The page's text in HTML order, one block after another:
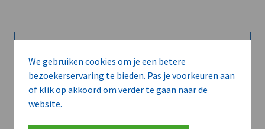
We gebruiken cookies om je een betere
bezoekerservaring te bieden. Pas je voorkeuren aan
of klik op akkoord om verder te gaan naar de
website.
Kort de voordelen
van een